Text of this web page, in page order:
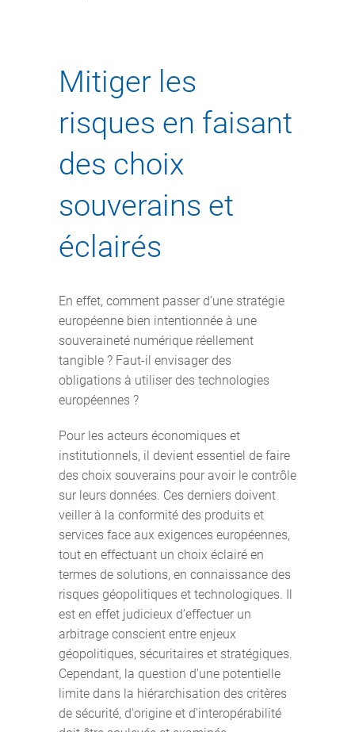
Mitiger les
risques en faisant
des choix
souverains et
éclairés
En effet, comment passer d’une stratégie
européenne bien intentionnée à une
souveraineté numérique réellement
tangible ? Faut-il envisager des
obligations à utiliser des technologies
européennes ?
Pour les acteurs économiques et
institutionnels, il devient essentiel de faire
des choix souverains pour avoir le contrôle
sur leurs données. Ces derniers doivent
veiller à la conformité des produits et
services face aux exigences européennes,
tout en effectuant un choix éclairé en
termes de solutions, en connaissance des
risques géopolitiques et technologiques. Il
est en effet judicieux d’effectuer un
arbitrage conscient entre enjeux
géopolitiques, sécuritaires et stratégiques.
Cependant, la question d'une potentielle
limite dans la hiérarchisation des critères
de sécurité, d'origine et d'interopérabilité